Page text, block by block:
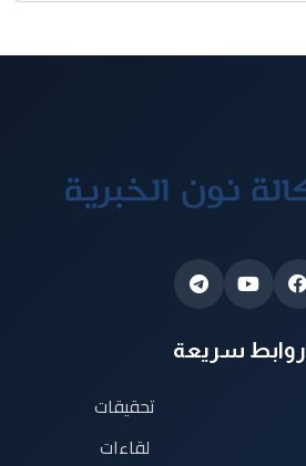
روابط سريعة
تحقيقات
لقاءات